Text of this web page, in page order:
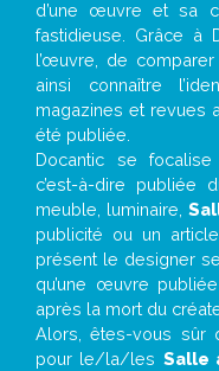
d’une œuvre et sa
fastidieuse. Grâce à
l’œuvre, de
ainsi connaître
magazines et revues
été publiée.
Docantic se focalise
c’est-à-dire publiée
meuble, luminaire,
publicité ou un
présent le designer
qu’une œuvre
après la mort du
Alors, êtes-vous sûr
pour le/la/les Salle